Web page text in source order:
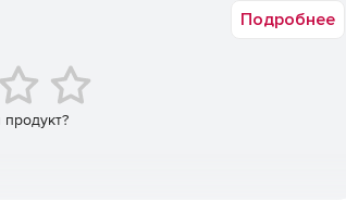
и помогать им, не вставая с рабочего
Подробнее